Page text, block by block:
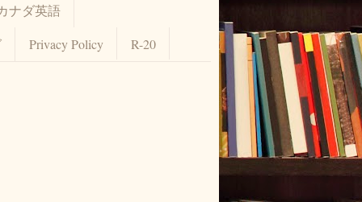
ナダ英語
Privacy Policy R-20